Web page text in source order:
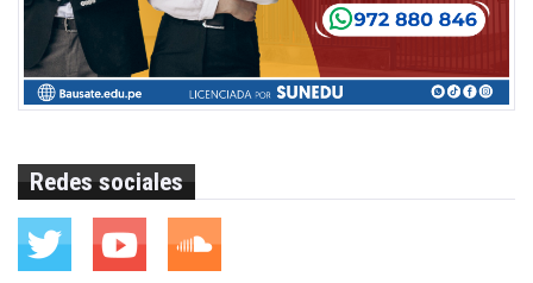
Redes sociales